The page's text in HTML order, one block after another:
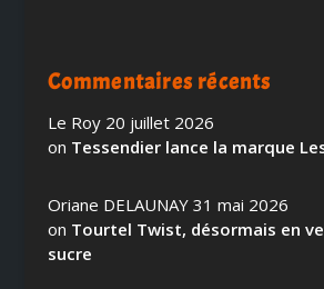
Commentaires récents
Le Roy 20 juillet 2026
on Tessendier lance la marque
Oriane DELAUNAY 31 mai 2026
on Tourtel Twist, désormais en
sucre